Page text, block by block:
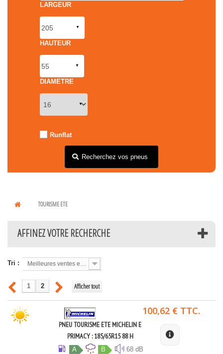
LARGEUR
HAUTEUR
DIAMETRE
Runflat
Recherchez vos pneus
TOURISME ETE
AFFINEZ VOTRE RECHERCHE
Tri : Meilleures ventes en premier
Afficher tout
1 2
PNEU TOURISME ETE MICHELIN E
PRIMACY : 185/65R15 88 H
A B 68 dB
100,62 € TTC.